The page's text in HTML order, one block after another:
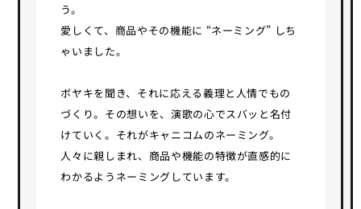
う。
愛しくて、商品やその機能に “ネーミング” しち
ゃいました。
ボヤキを聞き、それに応える義理と人情でもの
づくり。その想いを、演歌の心でスバッと名付
けていく。それがキャニコムのネーミング。
人々に親しまれ、商品や機能の特徴が直感的に
わかるようネーミングしています。